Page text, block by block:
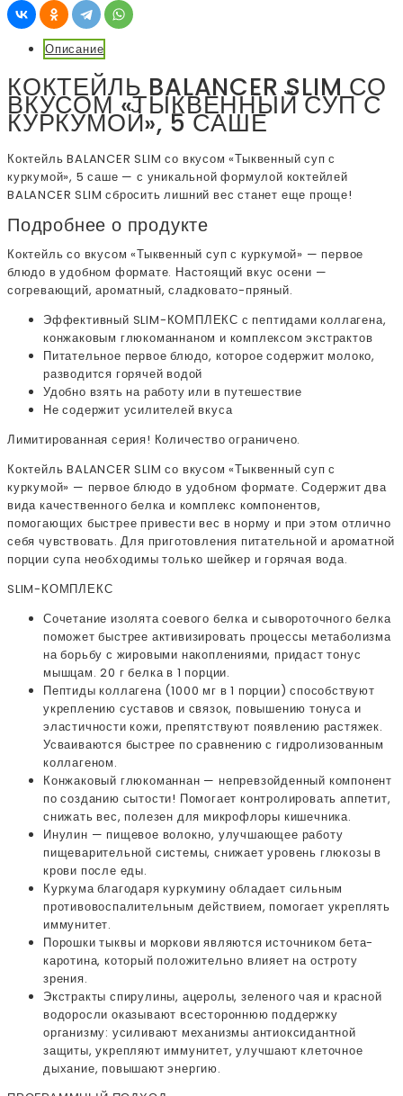
Описание
КОКТЕЙЛЬ BALANCER SLIM СО
ВКУСОМ «ТЫКВЕННЫЙ СУП С
КУРКУМОЙ», 5 САШЕ
Коктейль BALANCER SLIM со вкусом «Тыквенный суп с
куркумой», 5 саше — с уникальной формулой коктейлей
BALANCER SLIM сбросить лишний вес станет еще проще!
Подробнее о продукте
Коктейль со вкусом «Тыквенный суп с куркумой» — первое
блюдо в удобном формате. Настоящий вкус осени —
согревающий, ароматный, сладковато-пряный.
Эффективный SLIM-КОМПЛЕКС с пептидами коллагена,
конжаковым глюкоманнаном и комплексом экстрактов
Питательное первое блюдо, которое содержит молоко,
разводится горячей водой
Удобно взять на работу или в путешествие
Не содержит усилителей вкуса
Лимитированная серия! Количество ограничено.
Коктейль BALANCER SLIM со вкусом «Тыквенный суп с
куркумой» — первое блюдо в удобном формате. Содержит два
вида качественного белка и комплекс компонентов,
помогающих быстрее привести вес в норму и при этом отлично
себя чувствовать. Для приготовления питательной и ароматной
порции супа необходимы только шейкер и горячая вода.
SLIM-КОМПЛЕКС
Сочетание изолята соевого белка и сывороточного белка
поможет быстрее активизировать процессы метаболизма
на борьбу с жировыми накоплениями, придаст тонус
мышцам. 20 г белка в 1 порции.
Пептиды коллагена (1000 мг в 1 порции) способствуют
укреплению суставов и связок, повышению тонуса и
эластичности кожи, препятствуют появлению растяжек.
Усваиваются быстрее по сравнению с гидролизованным
коллагеном.
Конжаковый глюкоманнан — непревзойденный компонент
по созданию сытости! Помогает контролировать аппетит,
снижать вес, полезен для микрофлоры кишечника.
Инулин — пищевое волокно, улучшающее работу
пищеварительной системы, снижает уровень глюкозы в
крови после еды.
Куркума благодаря куркумину обладает сильным
противовоспалительным действием, помогает укреплять
иммунитет.
Порошки тыквы и моркови являются источником бета-
каротина, который положительно влияет на остроту
зрения.
Экстракты спирулины, ацеролы, зеленого чая и красной
водоросли оказывают всестороннюю поддержку
организму: усиливают механизмы антиоксидантной
защиты, укрепляют иммунитет, улучшают клеточное
дыхание, повышают энергию.